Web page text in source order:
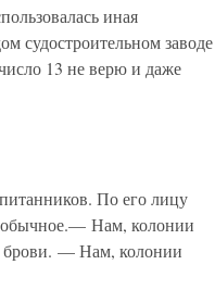
иная
судостроительном заводе
13 не верю и даже
По его лицу
Нам, колонии
брови. — Нам, колонии